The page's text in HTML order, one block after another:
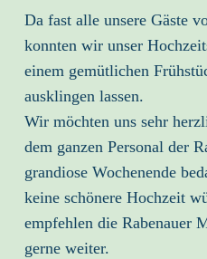
Da fast alle unsere Gäste
konnten wir unser
einem gemütlichen
ausklingen lassen.
Wir möchten uns sehr
dem ganzen Personal der
grandiose Wochenende
keine schönere Hochzeit
empfehlen die Rabenauer
gerne weiter.